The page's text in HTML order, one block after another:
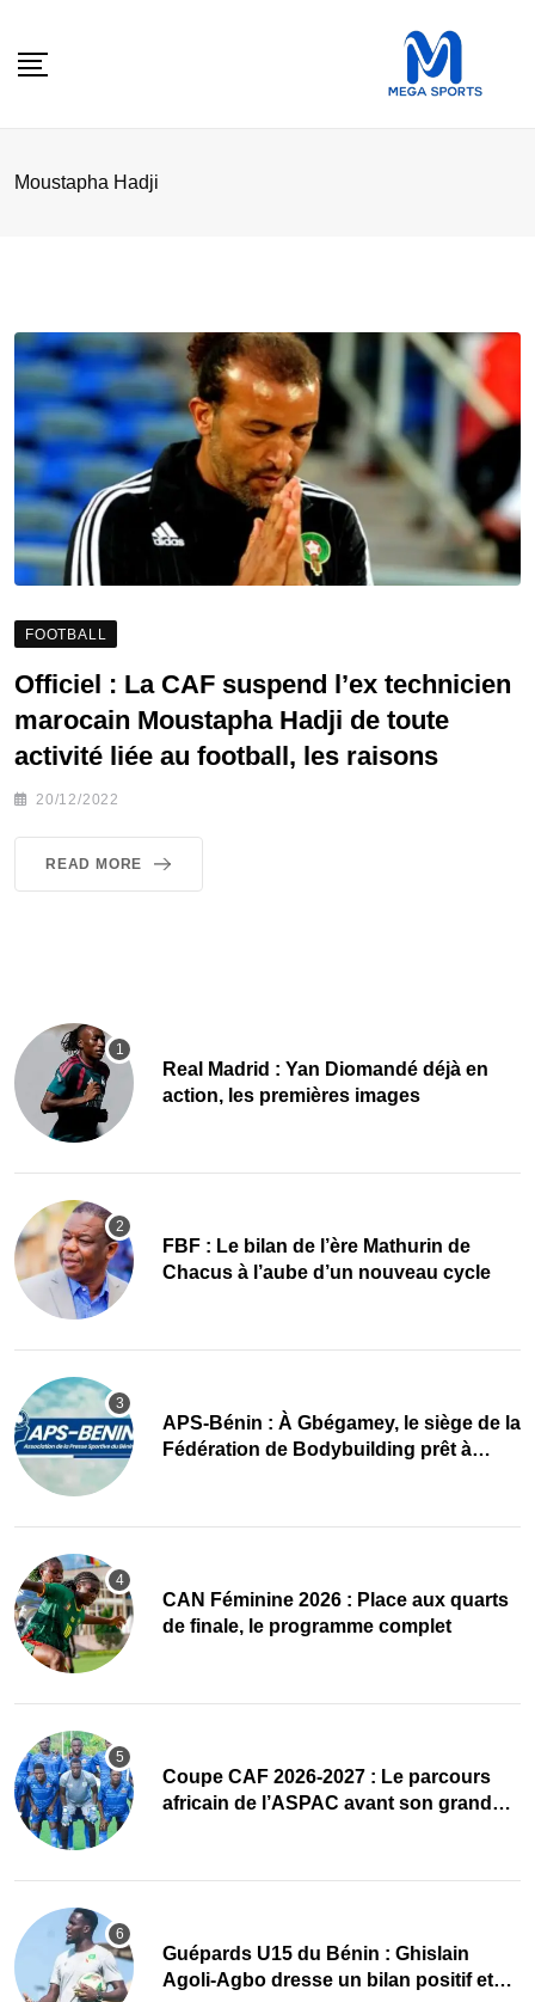
Moustapha Hadji
FOOTBALL
Officiel : La CAF suspend l’ex technicien
marocain Moustapha Hadji de toute
activité liée au football, les raisons
20/12/2022
READ MORE
Real Madrid : Yan Diomandé déjà en
action, les premières images
FBF : Le bilan de l’ère Mathurin de
Chacus à l’aube d’un nouveau cycle
APS-Bénin : À Gbégamey, le siège de la
Fédération de Bodybuilding prêt à
CAN Féminine 2026 : Place aux quarts
de finale, le programme complet
Coupe CAF 2026-2027 : Le parcours
africain de l’ASPAC avant son grand
Guépards U15 du Bénin : Ghislain
Agoli-Agbo dresse un bilan positif et